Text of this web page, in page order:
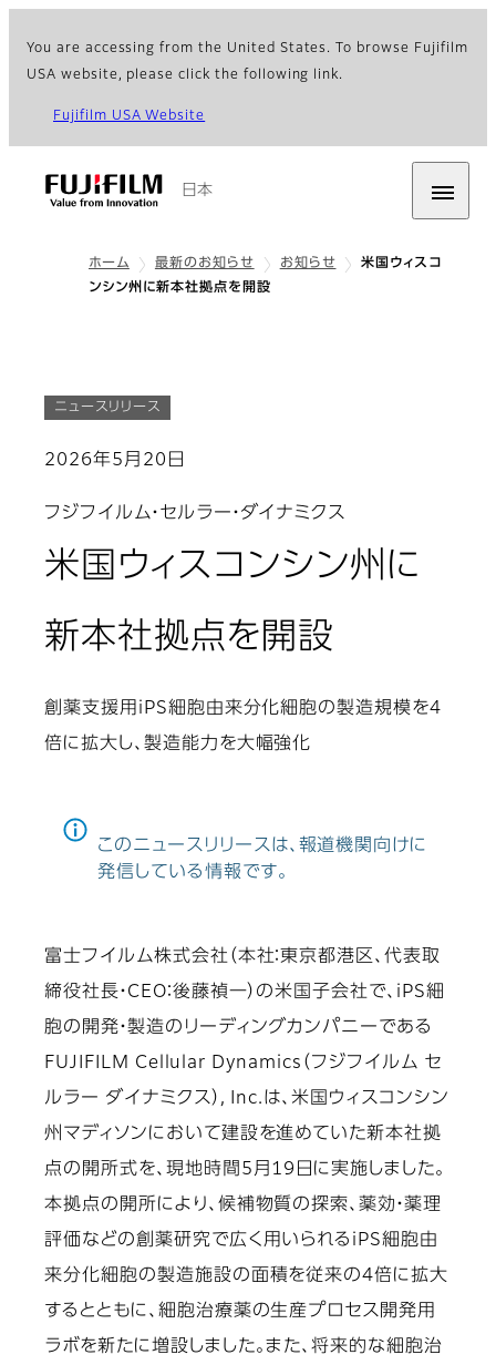
You are accessing from the United States. To browse Fujifilm
USA website, please click the following link.
Fujifilm USA Website
日本
ホーム 最新のお知らせ お知らせ
米国ウィスコ
ンシン州に新本社拠点を開設
ニュースリリース
2026年5月20日
フジフイルム・セルラー・ダイナミクス
米国ウィスコンシン州に
新本社拠点を開設
創薬支援用iPS細胞由来分化細胞の製造規模を4
倍に拡大し、製造能力を大幅強化
このニュースリリースは、報道機関向けに
発信している情報です。
富士フイルム株式会社（本社：東京都港区、代表取
締役社長・CEO：後藤禎一）の米国子会社で、iPS細
胞の開発・製造のリーディングカンパニーである
FUJIFILM Cellular Dynamics（フジフイルム セ
ルラー ダイナミクス）, Inc.は、米国ウィスコンシン
州マディソンにおいて建設を進めていた新本社拠
点の開所式を、現地時間5月19日に実施しました。
本拠点の開所により、候補物質の探索、薬効・薬理
評価などの創薬研究で広く用いられるiPS細胞由
来分化細胞の製造施設の面積を従来の4倍に拡大
するとともに、細胞治療薬の生産プロセス開発用
ラボを新たに増設しました。また、将来的な細胞治